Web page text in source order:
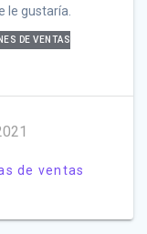
le gustaría.
DE VENTAS
de ventas